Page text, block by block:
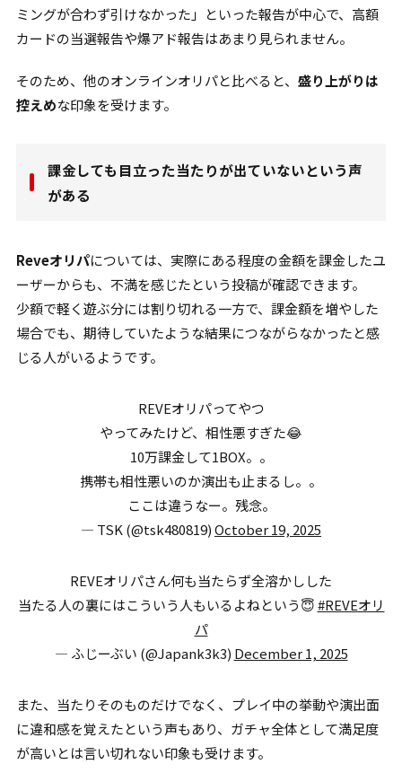
ミングが合わず引けなかった」といった報告が中心で、高額
カードの当選報告や爆アド報告はあまり見られません。
そのため、他のオンラインオリパと比べると、 盛り上がりは
控えめな印象を受けます。
課金しても目立った当たりが出ていないという声
がある
Reveオリパについては、実際にある程度の金額を課金したユ
ーザーからも、不満を感じたという投稿が確認できます。
少額で軽く遊ぶ分には割り切れる一方で、課金額を増やした
場合でも、期待していたような結果につながらなかったと感
じる人がいるようです。
REVEオリパってやつ
やってみたけど、相性悪すぎた😂
10万課金して1BOX。。
携帯も相性悪いのか演出も止まるし。。
ここは違うなー。残念。
— TSK (@tsk480819)October 19, 2025
REVEオリパさん何も当たらず全溶かしした
当たる人の裏にはこういう人もいるよねという😇#REVEオリ
パ
— ふじーぶい (@Japank3k3) December 1, 2025
また、当たりそのものだけでなく、プレイ中の挙動や演出面
に違和感を覚えたという声もあり、ガチャ全体として満足度
が高いとは言い切れない印象も受けます。